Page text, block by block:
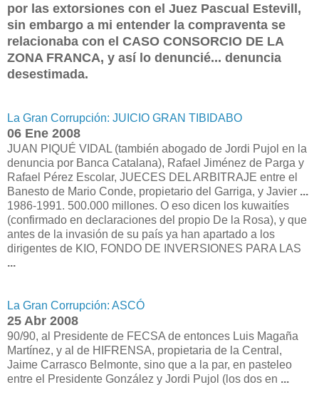
por las extorsiones con el Juez Pascual Estevill,
sin embargo a mi entender la compraventa se
relacionaba con el CASO CONSORCIO DE LA
ZONA FRANCA, y así lo denuncié... denuncia
desestimada.
La Gran Corrupción: JUICIO GRAN TIBIDABO
06 Ene 2008
JUAN PIQUÉ VIDAL (también abogado de Jordi Pujol en la
denuncia por Banca Catalana), Rafael Jiménez de Parga y
Rafael Pérez Escolar, JUECES DEL ARBITRAJE entre el
Banesto de Mario Conde, propietario del Garriga, y Javier ...
1986-1991. 500.000 millones. O eso dicen los kuwaitíes
(confirmado en declaraciones del propio De la Rosa), y que
antes de la invasión de su país ya han apartado a los
dirigentes de KIO, FONDO DE INVERSIONES PARA LAS
...
La Gran Corrupción: ASCÓ
25 Abr 2008
90/90, al Presidente de FECSA de entonces Luis Magaña
Martínez, y al de HIFRENSA, propietaria de la Central,
Jaime Carrasco Belmonte, sino que a la par, en pasteleo
entre el Presidente González y Jordi Pujol (los dos en ...